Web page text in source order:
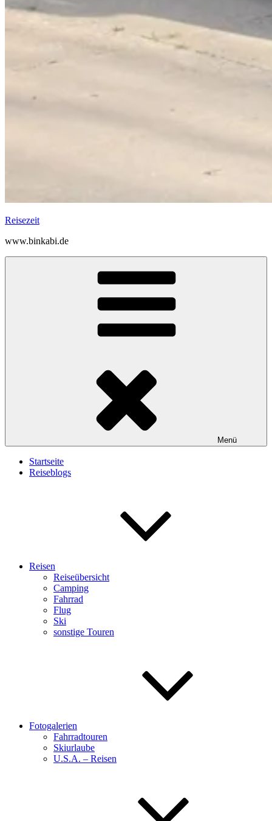
Reisezeit
www.binkabi.de
Menü
Startseite
Reiseblogs
Reisen
Reiseübersicht
Camping
Fahrrad
Flug
Ski
sonstige Touren
Fotogalerien
Fahrradtouren
Skiurlaube
U.S.A. – Reisen